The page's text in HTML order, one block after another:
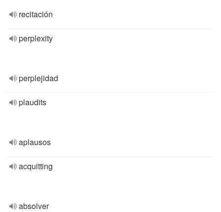
recitación
perplexity
perplejidad
plaudits
aplausos
acquitting
absolver